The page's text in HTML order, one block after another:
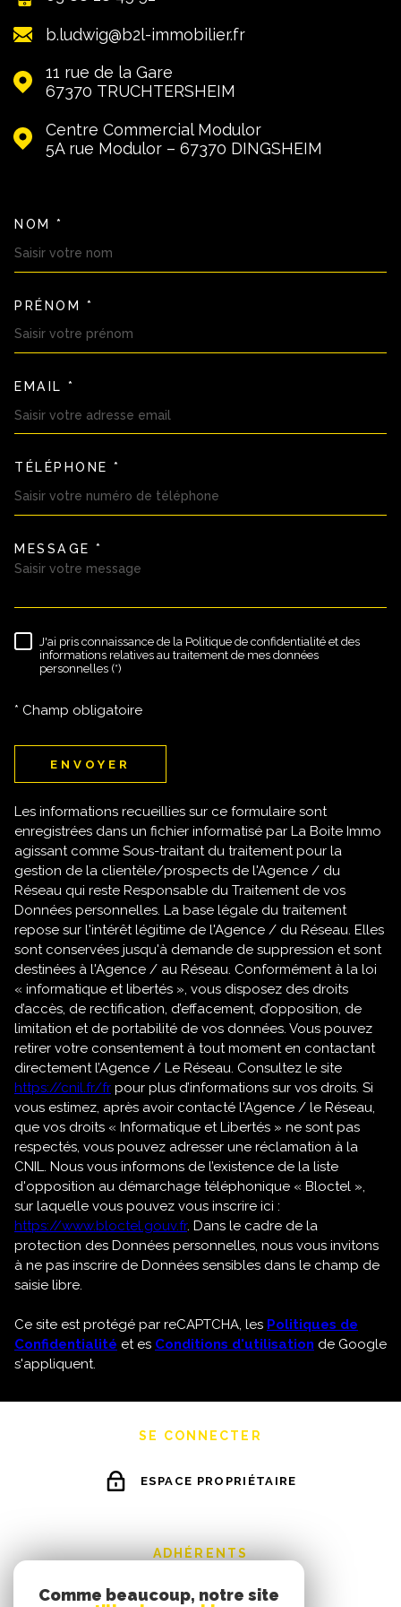
b.ludwig@b2l-immobilier.fr
11 rue de la Gare
67370
TRUCHTERSHEIM
Centre Commercial Modulor
5A rue Modulor – 67370
DINGSHEIM
NOM *
PRÉNOM *
EMAIL *
TÉLÉPHONE *
MESSAGE *
RÈGLEMENTATION
J'ai pris connaissance de la Politique de confidentialité et des
informations relatives au traitement de mes données
personnelles (*)
* Champ obligatoire
ENVOYER
Les informations recueillies sur ce formulaire sont
enregistrées dans un fichier informatisé par La Boite Immo
agissant comme Sous-traitant du traitement pour la
gestion de la clientèle/prospects de l'Agence / du
Réseau qui reste Responsable du Traitement de vos
Données personnelles. La base légale du traitement
repose sur l'intérêt légitime de l'Agence / du Réseau. Elles
sont conservées jusqu'à demande de suppression et sont
destinées à l'Agence / au Réseau. Conformément à la loi
« informatique et libertés », vous disposez des droits
d’accès, de rectification, d’effacement, d’opposition, de
limitation et de portabilité de vos données. Vous pouvez
retirer votre consentement à tout moment en contactant
directement l’Agence / Le Réseau. Consultez le site
https://cnil.fr/fr pour plus d’informations sur vos droits. Si
vous estimez, après avoir contacté l'Agence / le Réseau,
que vos droits « Informatique et Libertés » ne sont pas
respectés, vous pouvez adresser une réclamation à la
CNIL. Nous vous informons de l’existence de la liste
d'opposition au démarchage téléphonique « Bloctel »,
sur laquelle vous pouvez vous inscrire ici :
https://www.bloctel.gouv.fr. Dans le cadre de la
protection des Données personnelles, nous vous invitons
à ne pas inscrire de Données sensibles dans le champ de
saisie libre.
Ce site est protégé par reCAPTCHA, les Politiques de
Confidentialité et es Conditions d'utilisation de Google
s'appliquent.
SE CONNECTER
ESPACE PROPRIÉTAIRE
ADHÉRENTS
Comme beaucoup, notre site